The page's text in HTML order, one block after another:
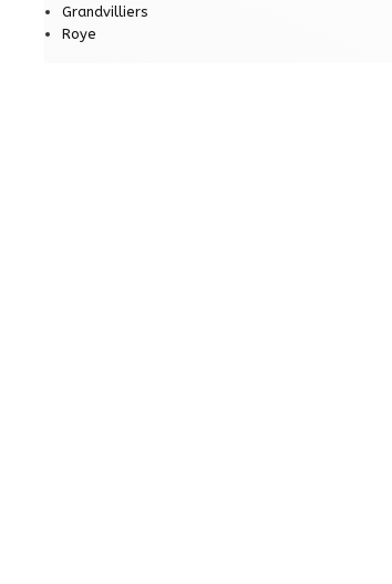
Grandvilliers
Roye